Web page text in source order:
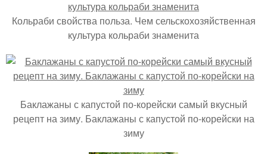
Кольраби свойства польза. Чем сельскохозяйственная
культура кольраби знаменита
Баклажаны с капустой по-корейски самый вкусный
рецепт на зиму. Баклажаны с капустой по-корейски на
зиму